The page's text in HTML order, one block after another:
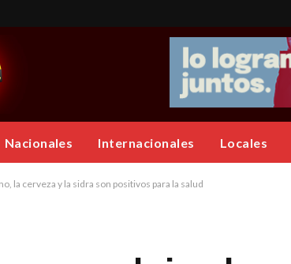
Nacionales Internacionales Locales
la cerveza y la sidra son positivos para la salud